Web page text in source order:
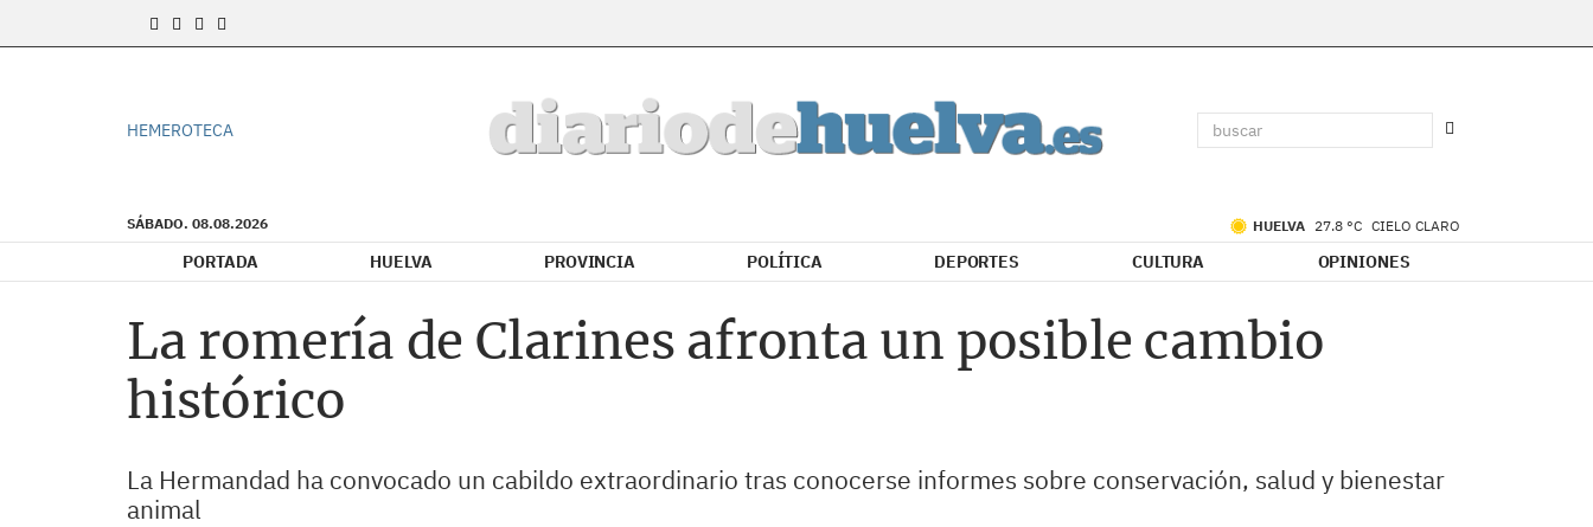
HEMEROTECA
SÁBADO. 08.08.2026 HUELVA 27.8 °C CIELO CLARO
PORTADA HUELVA PROVINCIA POLÍTICA DEPORTES CULTURA OPINIONES
La romería de Clarines afronta un posible cambio
histórico
La Hermandad ha convocado un cabildo extraordinario tras conocerse informes sobre conservación, salud y bienestar
animal